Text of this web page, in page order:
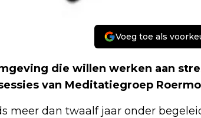
Voeg toe als
die willen werken aan
van Meditatiegroep
meer dan twaalf jaar onder